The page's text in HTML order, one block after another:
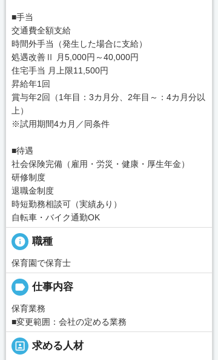
■手当
交通費全額支給
時間外手当（発生した場合に支給）
処遇改善Ⅱ 月5,000円～40,000円
住宅手当 月上限11,500円
昇給年1回
賞与年2回（1年目：3カ月分、2年目～：4カ月分以
上）
※試用期間4カ月／同条件
■待遇
社会保険完備（雇用・労災・健康・厚生年金）
研修制度
退職金制度
時短勤務相談可（実績あり）
自転車・バイク通勤OK
info 職種
保育園で保育士
label 仕事内容
保育業務
■変更範囲：会社の定める業務
portrait 求める人材